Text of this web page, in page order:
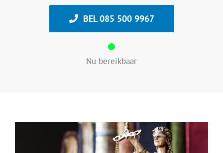
BEL 085 500 9967
Nu bereikbaar